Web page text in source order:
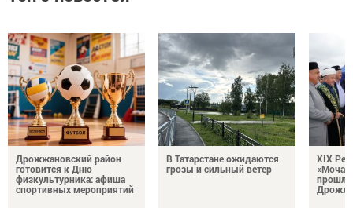
Дрожжановский район
готовится к Дню
физкультурника: афиша
спортивных мероприятий
В Татарстане ожидаются
грозы и сильный ветер
XIX